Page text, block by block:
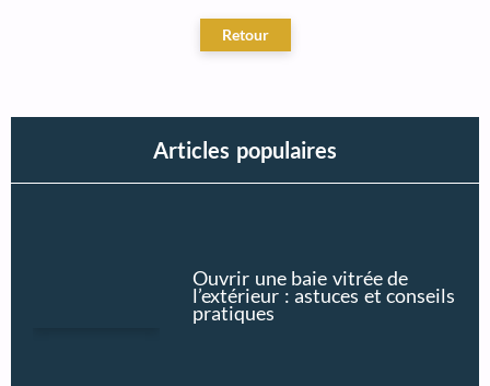
Articles populaires
Ouvrir une baie vitrée de
l’extérieur : astuces et conseils
pratiques